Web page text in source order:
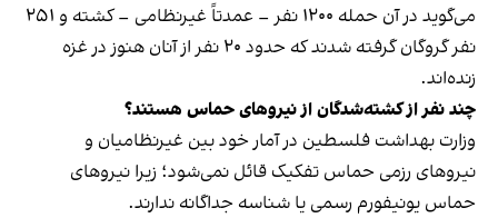
می‌گوید در آن حمله ۱۲۰۰ نفر – عمدتاً غیرنظامی – کشته و ۲۵۱
نفر گروگان گرفته شدند که حدود ۲۰ نفر از آنان هنوز در غزه
زنده‌اند.
چند نفر از کشته‌شدگان از نیروهای حماس هستند؟
وزارت بهداشت فلسطین در آمار خود بین غیرنظامیان و
نیروهای رزمی حماس تفکیک قائل نمی‌شود؛ زیرا نیروهای
حماس یونیفورم رسمی یا شناسه جداگانه ندارند.